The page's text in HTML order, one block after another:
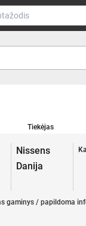
Tiekėjas
Nissens
Danija
gaminys / papildoma